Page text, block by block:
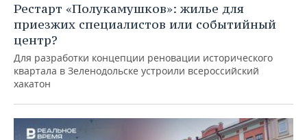
Рестарт «Полукамушков»: жилье для
приезжих специалистов или событийный
центр?
Для разработки концепции реновации исторического
квартала в Зеленодольске устроили всероссийский
хакатон